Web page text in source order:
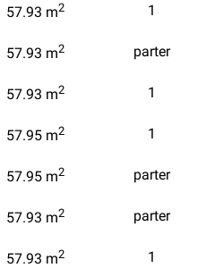
57.93 m2 1
57.93 m2 parter
57.93 m2 1
57.95 m2 1
57.95 m2 parter
57.93 m2 parter
57.93 m2 1